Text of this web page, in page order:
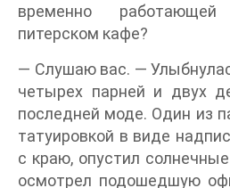
временно
питерском кафе?
— Слушаю вас. —
четырех парней и двух
последней моде. Один из
татуировкой в виде
с краю, опустил
осмотрел подошедшую